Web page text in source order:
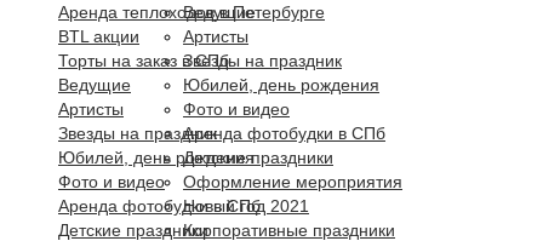
Ведущие
Артисты
Звезды на праздник
Юбилей, день рождения
Фото и видео
Аренда фотобудки в СПб
Детские праздники
Оформление мероприятия
Новый год 2021
Корпоративные праздники
Аренда теплоходов в Петербурге
BTL акции
Торты на заказ в СПб
Ведущие
Артисты
Звезды на праздник
Юбилей, день рождения
Фото и видео
Аренда фотобудки в СПб
Детские праздники